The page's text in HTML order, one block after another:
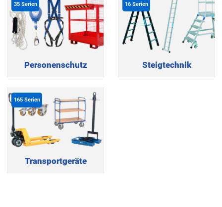
35 Serien
Personenschutz
16 Serien
Steigtechnik
165 Serien
Transportgeräte